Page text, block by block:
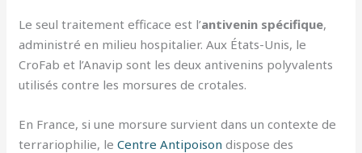
Le seul traitement efficace est l’antivenin spécifique,
administré en milieu hospitalier. Aux États-Unis, le
CroFab et l’Anavip sont les deux antivenins polyvalents
utilisés contre les morsures de crotales.
En France, si une morsure survient dans un contexte de
terrariophilie, leCentre Antipoison dispose des